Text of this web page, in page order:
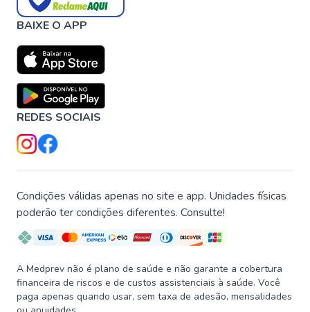
BAIXE O APP
REDES SOCIAIS
Condições válidas apenas no site e app. Unidades físicas
poderão ter condições diferentes. Consulte!
A Medprev não é plano de saúde e não garante a cobertura
financeira de riscos e de custos assistenciais à saúde. Você
paga apenas quando usar, sem taxa de adesão, mensalidades